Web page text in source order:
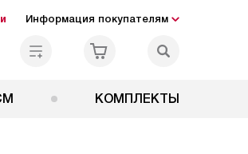
Информация покупателям
КОМПЛЕКТЫ